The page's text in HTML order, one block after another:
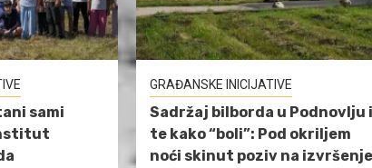
sami
GRAĐANSKE INICIJATIVE
Sadržaj bilborda u Podnovlju
te kako “boli”: Pod okriljem
noći skinut poziv na